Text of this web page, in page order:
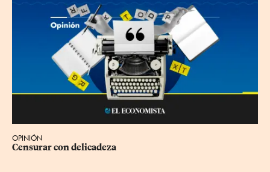
OPINIÓN
Censurar con delicadeza